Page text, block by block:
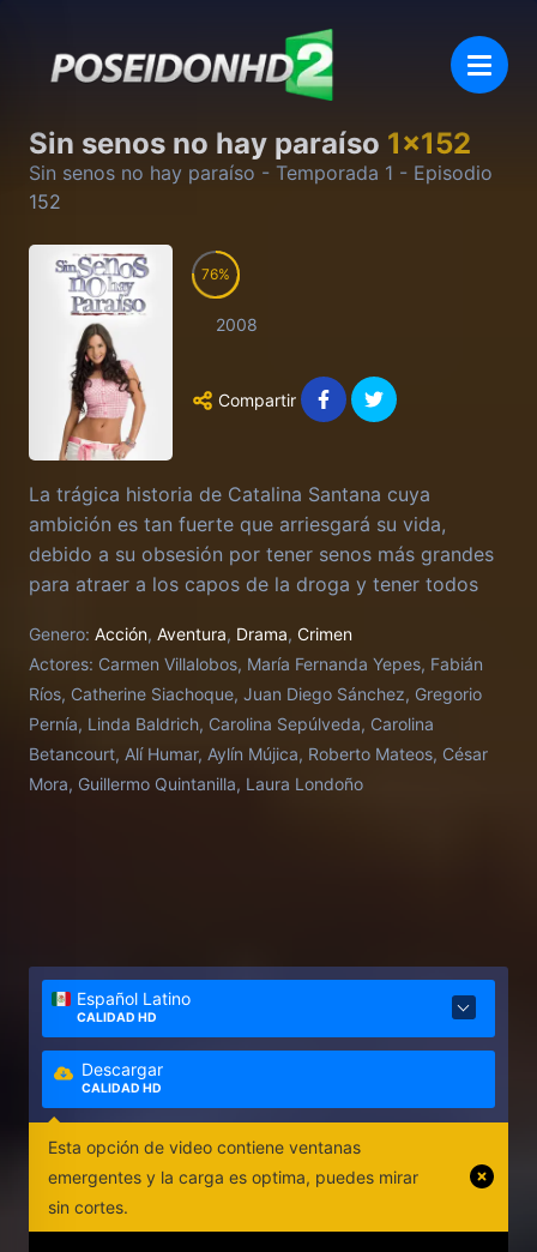
Sin senos no hay paraíso 1x152
Sin senos no hay paraíso - Temporada 1 - Episodio
152
76
2008
Compartir
La trágica historia de Catalina Santana cuya
ambición es tan fuerte que arriesgará su vida,
debido a su obsesión por tener senos más grandes
para atraer a los capos de la droga y tener todos
Genero: Acción, Aventura, Drama, Crimen
Actores: Carmen Villalobos, María Fernanda Yepes, Fabián
Ríos, Catherine Siachoque, Juan Diego Sánchez, Gregorio
Pernía, Linda Baldrich, Carolina Sepúlveda, Carolina
Betancourt, Alí Humar, Aylín Mújica, Roberto Mateos, César
Mora, Guillermo Quintanilla, Laura Londoño
Español Latino
CALIDAD HD
Descargar
CALIDAD HD
Esta opción de video contiene ventanas
emergentes y la carga es optima, puedes mirar
sin cortes.